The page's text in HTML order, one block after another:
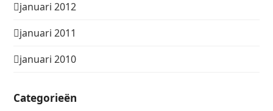
januari 2012
januari 2011
januari 2010
Categorieën